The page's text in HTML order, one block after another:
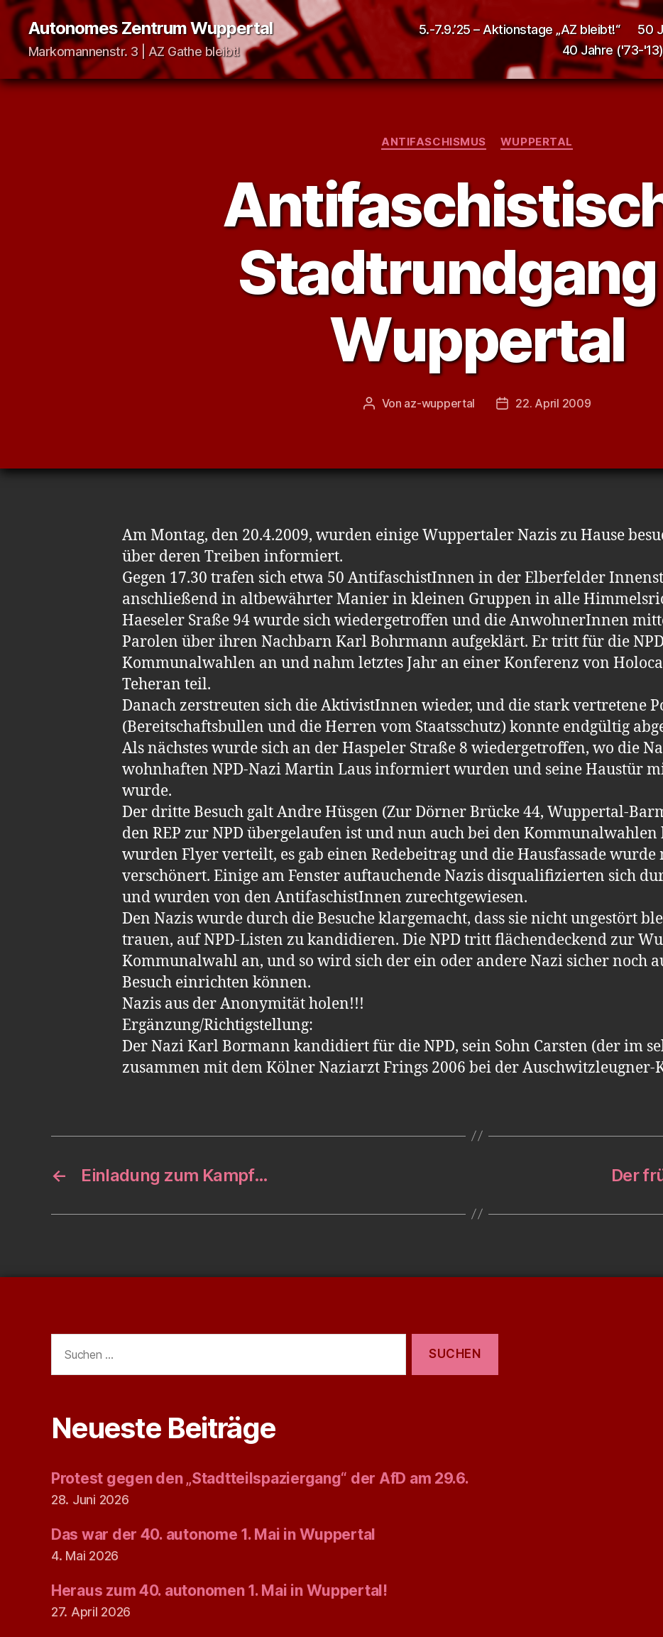
Autonomes Zentrum Wuppertal
Markomannenstr. 3 | AZ Gathe bleibt!
5.-7.9.’25 – Aktionstage „AZ bleibt!“ 50
40 Jahre ('73-'13)
Kategorien
ANTIFASCHISMUS WUPPERTAL
Wuppertal
Beitragsautor
Von az-wuppertal Veröffentlichungsdatum
22. April 2009
Am Montag, den 20.4.2009, wurden einige Wuppertaler Nazis zu Hause
über deren Treiben informiert.
Gegen 17.30 trafen sich etwa 50 AntifaschistInnen in der Elberfelder
anschließend in altbewährter Manier in kleinen Gruppen in alle
Haeseler Sraße 94 wurde sich wiedergetroffen und die AnwohnerInnen
Parolen über ihren Nachbarn Karl Bohrmann aufgeklärt. Er tritt für die
Kommunalwahlen an und nahm letztes Jahr an einer Konferenz von
Teheran teil.
Danach zerstreuten sich die AktivistInnen wieder, und die stark vertretene
(Bereitschaftsbullen und die Herren vom Staatsschutz) konnte endgültig
Als nächstes wurde sich an der Haspeler Straße 8 wiedergetroffen, wo die
wohnhaften NPD-Nazi Martin Laus informiert wurden und seine Haustür
wurde.
Der dritte Besuch galt Andre Hüsgen (Zur Dörner Brücke 44, Wuppertal-
den REP zur NPD übergelaufen ist und nun auch bei den
wurden Flyer verteilt, es gab einen Redebeitrag und die Hausfassade wurde
verschönert. Einige am Fenster auftauchende Nazis disqualifizierten sich
und wurden von den AntifaschistInnen zurechtgewiesen.
Den Nazis wurde durch die Besuche klargemacht, dass sie nicht ungestört
trauen, auf NPD-Listen zu kandidieren. Die NPD tritt flächendeckend zur
Kommunalwahl an, und so wird sich der ein oder andere Nazi sicher noch
Besuch einrichten können.
Nazis aus der Anonymität holen!!!
Ergänzung/Richtigstellung:
Der Nazi Karl Bormann kandidiert für die NPD, sein Sohn Carsten (der im
zusammen mit dem Kölner Naziarzt Frings 2006 bei der Auschwitzleugner-
← Einladung zum Kampf… Der
nach:
Neueste Beiträge
Protest gegen den „Stadtteilspaziergang“ der AfD am 29.6.
28. Juni 2026
Das war der 40. autonome 1. Mai in Wuppertal
4. Mai 2026
Heraus zum 40. autonomen 1. Mai in Wuppertal!
27. April 2026